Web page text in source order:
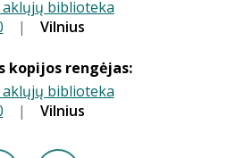
biblioteka
| Vilnius
kopijos rengėjas:
biblioteka
| Vilnius